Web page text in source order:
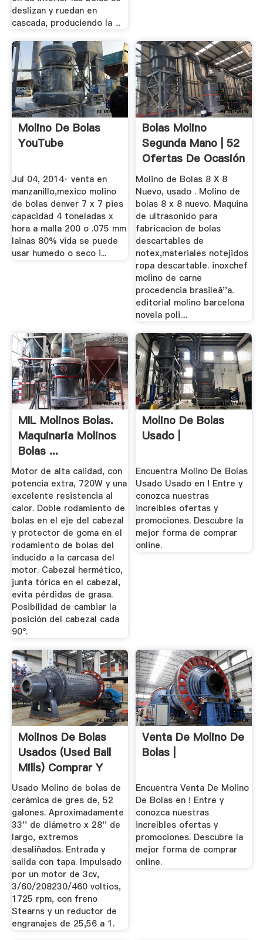
deslizan y ruedan en
cascada, produciendo la ...
Molino De Bolas
YouTube
Jul 04, 2014· venta en
manzanillo,mexico molino
de bolas denver 7 x 7 pies
capacidad 4 toneladas x
hora a malla 200 o .075 mm
lainas 80% vida se puede
usar humedo o seco i...
Bolas Molino
Segunda Mano | 52
Ofertas De Ocasión
Molino de Bolas 8 X 8
Nuevo, usado . Molino de
bolas 8 x 8 nuevo. Maquina
de ultrasonido para
fabricacion de bolas
descartables de
notex,materiales notejidos
ropa descartable. inoxchef
molino de carne
procedencia brasileã''a.
editorial molino barcelona
novela poli....
MIL Molinos Bolas.
Maquinaria Molinos
Bolas ...
Motor de alta calidad, con
potencia extra, 720W y una
excelente resistencia al
calor. Doble rodamiento de
bolas en el eje del cabezal
y protector de goma en el
rodamiento de bolas del
inducido a la carcasa del
motor. Cabezal hermético,
junta tórica en el cabezal,
evita pérdidas de grasa.
Posibilidad de cambiar la
posición del cabezal cada
90º.
Molino De Bolas
Usado |
Encuentra Molino De Bolas
Usado Usado en ! Entre y
conozca nuestras
increíbles ofertas y
promociones. Descubre la
mejor forma de comprar
online.
Molinos De Bolas
Usados (Used Ball
Mills) Comprar Y
Vender ...
Usado Molino de bolas de
cerámica de gres de, 52
galones. Aproximadamente
33'' de diámetro x 28'' de
largo, extremos
desaliñados. Entrada y
salida con tapa. Impulsado
por un motor de 3cv,
3/60/208230/460 voltios,
1725 rpm, con freno
Stearns y un reductor de
engranajes de 25,56 a 1.
Venta De Molino De
Bolas |
Encuentra Venta De Molino
De Bolas en ! Entre y
conozca nuestras
increíbles ofertas y
promociones. Descubre la
mejor forma de comprar
online.